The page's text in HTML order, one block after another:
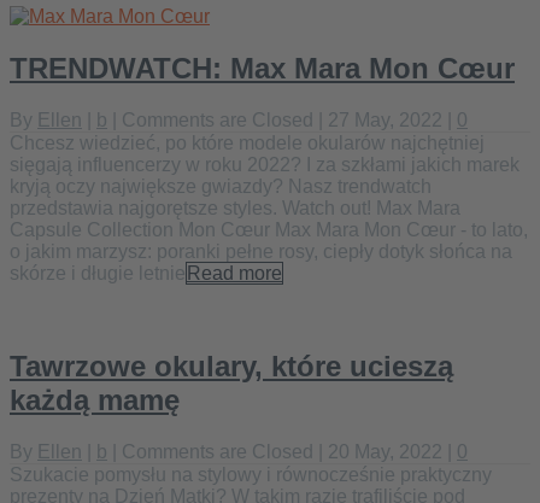
TRENDWATCH: Max Mara Mon Cœur
By Ellen b Comments are Closed | 27 May, 2022 | 0
Chcesz wiedzieć, po które modele okularów najchętniej
sięgają influencerzy w roku 2022? I za szkłami jakich marek
kryją oczy największe gwiazdy? Nasz trendwatch
przedstawia najgorętsze styles. Watch out! Max Mara
Capsule Collection Mon Cœur Max Mara Mon Cœur - to lato,
o jakim marzysz: poranki pełne rosy, ciepły dotyk słońca na
skórze i długie letnie Read more
Tawrzowe okulary, które ucieszą
każdą mamę
By Ellen b Comments are Closed | 20 May, 2022 | 0
Szukacie pomysłu na stylowy i równocześnie praktyczny
prezenty na Dzień Matki? W takim razie trafiliście pod